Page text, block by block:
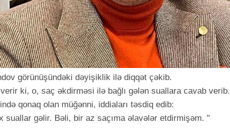
görünüşündəki dəyişiklik ilə diqqət çəkib.
verir ki, o, saç əkdirməsi ilə bağlı gələn suallara cavab verib.
qonaq olan müğənni, iddiaları təsdiq edib:
suallar gəlir. Bəli, bir az saçıma əlavələr etdirmişəm. "